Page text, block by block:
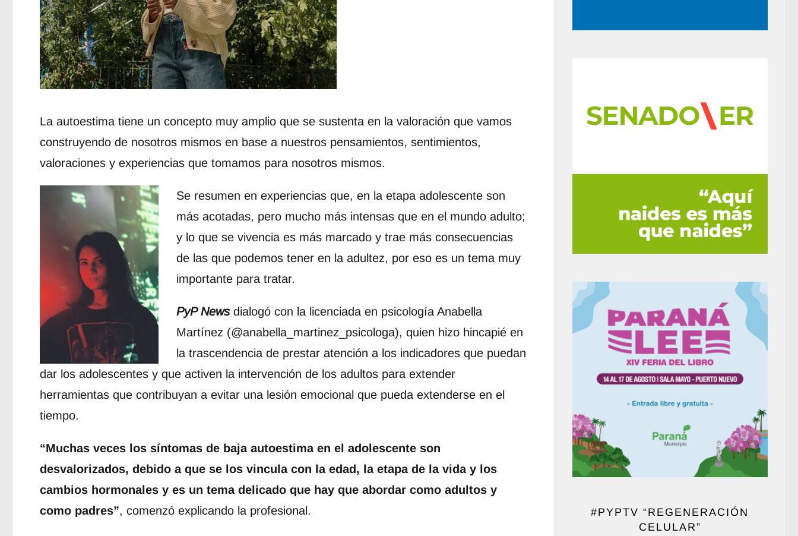
La autoestima tiene un concepto muy amplio que se sustenta en la valoración que vamos
construyendo de nosotros mismos en base a nuestros pensamientos, sentimientos,
valoraciones y experiencias que tomamos para nosotros mismos.
Se resumen en experiencias que, en la etapa adolescente son
más acotadas, pero mucho más intensas que en el mundo adulto;
y lo que se vivencia es más marcado y trae más consecuencias
de las que podemos tener en la adultez, por eso es un tema muy
importante para tratar.
PyP News dialogó con la licenciada en psicología Anabella
Martínez (@anabella_martinez_psicologa), quien hizo hincapié en
la trascendencia de prestar atención a los indicadores que puedan
dar los adolescentes y que activen la intervención de los adultos para extender
herramientas que contribuyan a evitar una lesión emocional que pueda extenderse en el
tiempo.
“Muchas veces los síntomas de baja autoestima en el adolescente son
desvalorizados, debido a que se los vincula con la edad, la etapa de la vida y los
cambios hormonales y es un tema delicado que hay que abordar como adultos y
como padres”, comenzó explicando la profesional.
#PYPTV “REGENERACIÓN
CELULAR”